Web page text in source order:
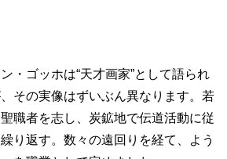
・ゴッホは“天才画家”として語られ
その実像はずいぶん異なります。若
職者を志し、炭鉱地で伝道活動に従
り返す。数々の遠回りを経て、よう